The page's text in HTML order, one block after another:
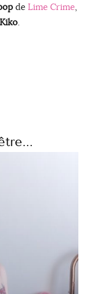
de Lime Crime,
Kiko.